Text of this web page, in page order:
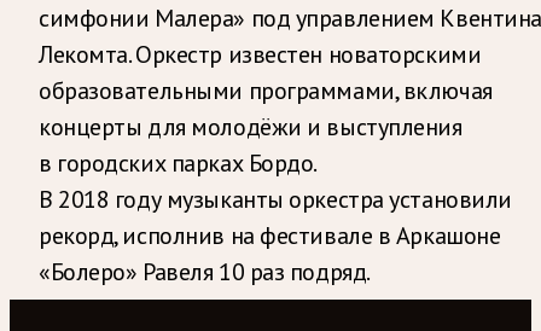
симфонии Малера» под управлением Квентина
Лекомта. Оркестр известен новаторскими
образовательными программами, включая
концерты для молодёжи и выступления
в городских парках Бордо.
В 2018 году музыканты оркестра установили
рекорд, исполнив на фестивале в Аркашоне
«Болеро» Равеля 10 раз подряд.